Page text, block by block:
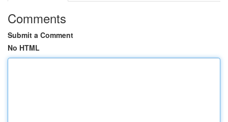
Comments
Submit a Comment
No HTML